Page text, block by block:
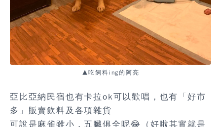
▲吃飼料ing的阿亮
亞比亞納民宿也有卡拉ok可以歡唱，也有「好市
多」販賣飲料及各項雜貨
可說是麻雀雖小，五臟俱全呢😂（好啦其實就是